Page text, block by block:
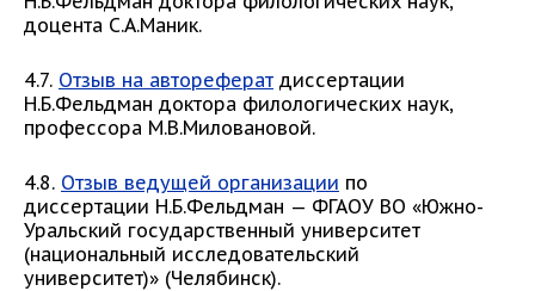
доцента С.А.Маник.
4.7. Отзыв на автореферат диссертации
Н.Б.Фельдман доктора филологических наук,
профессора М.В.Миловановой.
4.8. Отзыв ведущей организации по
диссертации Н.Б.Фельдман — ФГАОУ ВО «Южно-
Уральский государственный университет
(национальный исследовательский
университет)» (Челябинск).